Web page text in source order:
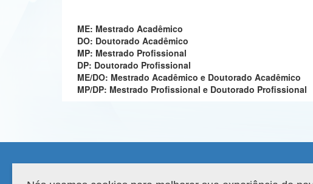
ME: Mestrado Acadêmico
DO: Doutorado Acadêmico
MP: Mestrado Profissional
DP: Doutorado Profissional
ME/DO: Mestrado Acadêmico e Doutorado Acadêmico
MP/DP: Mestrado Profissional e Doutorado Profissional